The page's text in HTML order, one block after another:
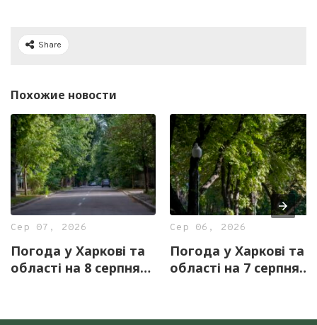
Share
Похожие новости
Сер 07, 2026
Погода у Харкові та
області на 8 серпня
Сер 06, 2026
Погода у Харкові та
області на 7 серпня